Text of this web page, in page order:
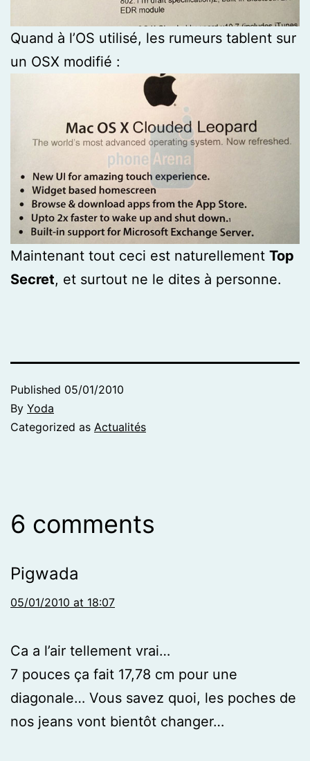
Quand à l’OS utilisé, les rumeurs tablent sur
un OSX modifié :
Maintenant tout ceci est naturellement Top
Secret, et surtout ne le dites à personne.
Published 05/01/2010
By Yoda
Categorized as Actualités
6 comments
Pigwada
05/01/2010 at 18:07
Ca a l’air tellement vrai…
7 pouces ça fait 17,78 cm pour une
diagonale… Vous savez quoi, les poches de
nos jeans vont bientôt changer…